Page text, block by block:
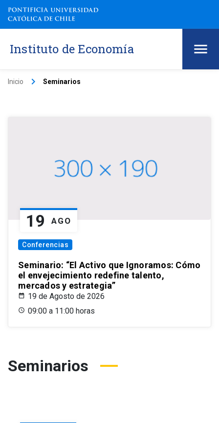
Instituto de Economía
Inicio keyboard_arrow_right Seminarios
19 AGO
Conferencias
Seminario: “El Activo que Ignoramos: Cómo
el envejecimiento redefine talento,
mercados y estrategia”
19 de Agosto de 2026
09:00 a 11:00 horas
Seminarios